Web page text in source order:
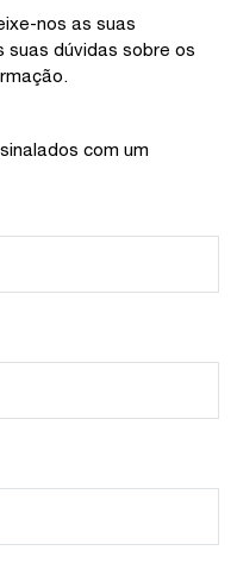
nos as suas
dúvidas sobre os
com um